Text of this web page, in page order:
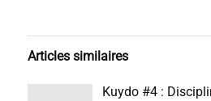
Articles similaires
Kuydo #4 :